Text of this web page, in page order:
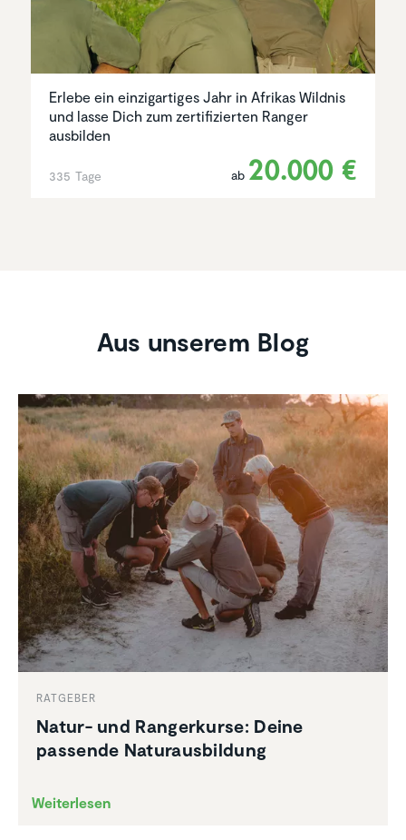
Erlebe ein einzigartiges Jahr in Afrikas Wildnis
und lasse Dich zum zertifizierten Ranger
ausbilden
335 Tage ab 20.000 €
Aus unserem Blog
RATGEBER
Natur- und Ranger­kurse: Deine
passende Natur­aus­bil­dung
Weiterlesen